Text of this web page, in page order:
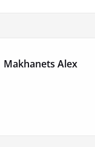
Makhanets Alex